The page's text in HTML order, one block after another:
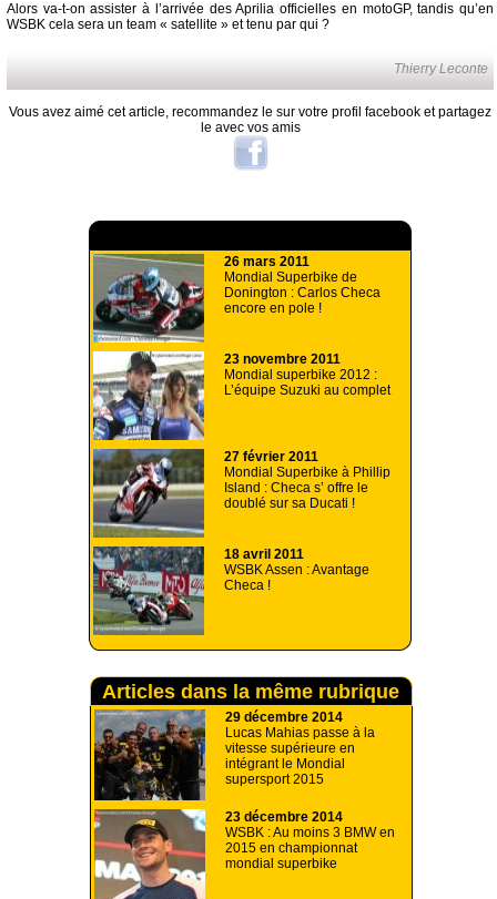
Alors va-t-on assister à l’arrivée des Aprilia officielles en motoGP, tandis qu’en
WSBK cela sera un team « satellite » et tenu par qui ?
Thierry Leconte
Vous avez aimé cet article, recommandez le sur votre profil facebook et partagez
le avec vos amis
26 mars 2011
Mondial Superbike de
Donington : Carlos Checa
encore en pole !
23 novembre 2011
Mondial superbike 2012 :
L’équipe Suzuki au complet
27 février 2011
Mondial Superbike à Phillip
Island : Checa s’ offre le
doublé sur sa Ducati !
18 avril 2011
WSBK Assen : Avantage
Checa !
Articles dans la même rubrique
29 décembre 2014
Lucas Mahias passe à la
vitesse supérieure en
intégrant le Mondial
supersport 2015
23 décembre 2014
WSBK : Au moins 3 BMW en
2015 en championnat
mondial superbike